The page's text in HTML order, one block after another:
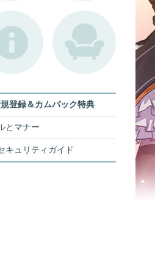
登録＆カムバック特典
とマナー
キュリティガイド